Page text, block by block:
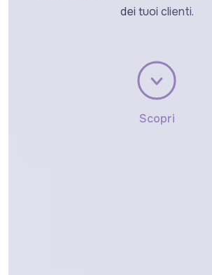
dei tuoi clienti.
Scopri